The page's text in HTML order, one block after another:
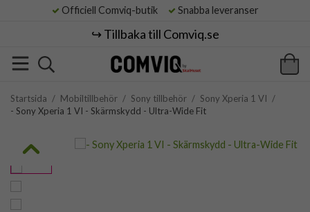
Officiell Comviq-butik Snabba leveranser
↪️ Tillbaka till Comviq.se
Startsida / Mobiltillbehör / Sony tillbehör / Sony Xperia 1 VI /
- Sony Xperia 1 VI - Skärmskydd - Ultra-Wide Fit